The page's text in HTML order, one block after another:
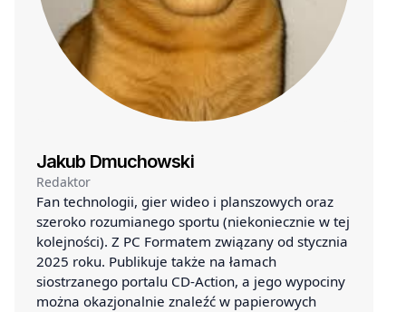
Jakub Dmuchowski
Redaktor
Fan technologii, gier wideo i planszowych oraz
szeroko rozumianego sportu (niekoniecznie w tej
kolejności). Z PC Formatem związany od stycznia
2025 roku. Publikuje także na łamach
siostrzanego portalu CD-Action, a jego wypociny
można okazjonalnie znaleźć w papierowych